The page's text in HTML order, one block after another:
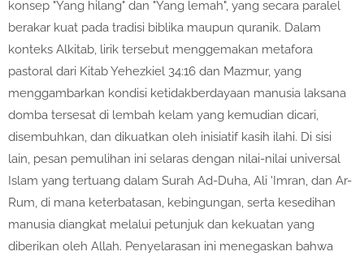
konsep "Yang hilang" dan "Yang lemah", yang secara paralel
berakar kuat pada tradisi biblika maupun quranik. Dalam
konteks Alkitab, lirik tersebut menggemakan metafora
pastoral dari Kitab Yehezkiel 34:16 dan Mazmur, yang
menggambarkan kondisi ketidakberdayaan manusia laksana
domba tersesat di lembah kelam yang kemudian dicari,
disembuhkan, dan dikuatkan oleh inisiatif kasih ilahi. Di sisi
lain, pesan pemulihan ini selaras dengan nilai-nilai universal
Islam yang tertuang dalam Surah Ad-Duha, Ali 'Imran, dan Ar-
Rum, di mana keterbatasan, kebingungan, serta kesedihan
manusia diangkat melalui petunjuk dan kekuatan yang
diberikan oleh Allah. Penyelarasan ini menegaskan bahwa